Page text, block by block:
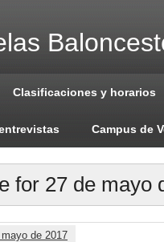
Clasificaciones y horarios
Campus de
for 27 de mayo
de 2017